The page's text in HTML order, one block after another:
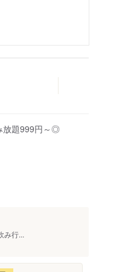
放題999円～◎
み行...